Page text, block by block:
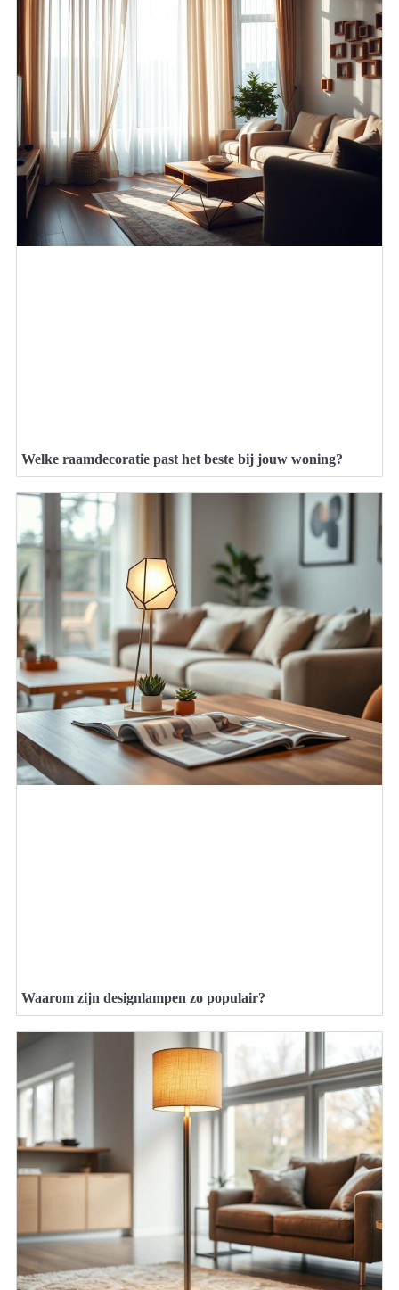
Welke raamdecoratie past het beste bij jouw woning?
Waarom zijn designlampen zo populair?